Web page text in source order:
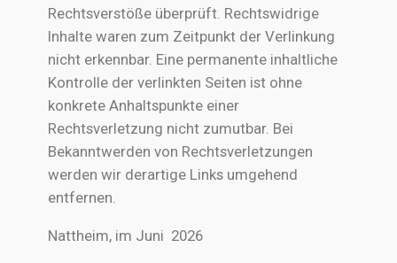
Rechtsverstöße überprüft. Rechtswidrige
Inhalte waren zum Zeitpunkt der Verlinkung
nicht erkennbar. Eine permanente inhaltliche
Kontrolle der verlinkten Seiten ist ohne
konkrete Anhaltspunkte einer
Rechtsverletzung nicht zumutbar. Bei
Bekanntwerden von Rechtsverletzungen
werden wir derartige Links umgehend
entfernen.
Nattheim, im Juni 2026